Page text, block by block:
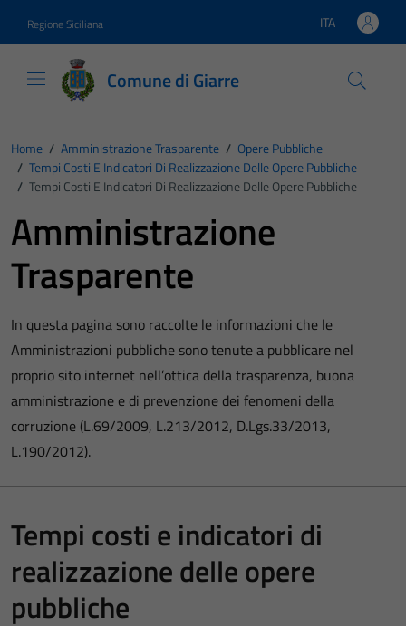
Regione Siciliana Lingua attiva:
ITA
Comune di Giarre
Home / Amministrazione Trasparente / Opere Pubbliche
/ Tempi Costi E Indicatori Di Realizzazione Delle Opere Pubbliche
/ Tempi Costi E Indicatori Di Realizzazione Delle Opere Pubbliche
Amministrazione
Trasparente
In questa pagina sono raccolte le informazioni che le
Amministrazioni pubbliche sono tenute a pubblicare nel
proprio sito internet nell’ottica della trasparenza, buona
amministrazione e di prevenzione dei fenomeni della
corruzione (L.69/2009, L.213/2012, D.Lgs.33/2013,
L.190/2012).
Tempi costi e indicatori di
realizzazione delle opere
pubbliche